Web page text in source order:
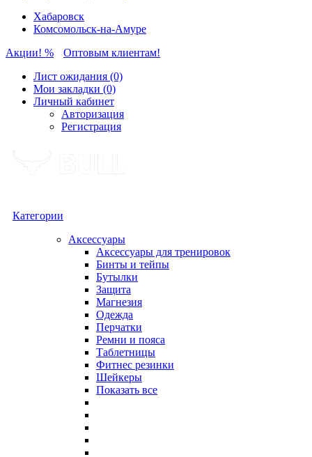
Хабаровск
Комсомольск-на-Амуре
Акции! %
Оптовым клиентам!
Лист ожидания (0)
Мои закладки (0)
Личный кабинет
Авторизация
Регистрация
Категории
Аксессуары
Аксессуары для тренировок
Бинты и тейпы
Бутылки
Защита
Магнезия
Одежда
Перчатки
Ремни и пояса
Таблетницы
Фитнес резинки
Шейкеры
Показать все